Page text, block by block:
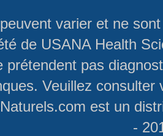
varier et ne
de USANA Health
prétendent pas
Veuillez
est un
-